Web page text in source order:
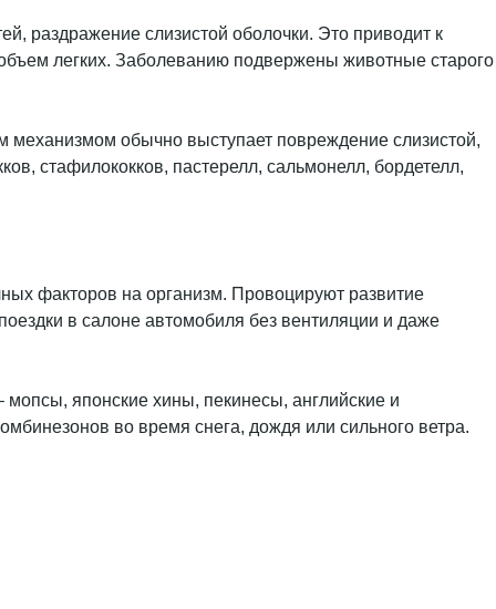
раздражение слизистой оболочки. Это приводит к
легких. Заболеванию подвержены животные старого
обычно выступает повреждение слизистой,
стафилококков, пастерелл, сальмонелл, бордетелл,
факторов на организм. Провоцируют развитие
в салоне автомобиля без вентиляции и даже
мопсы, японские хины, пекинесы, английские и
во время снега, дождя или сильного ветра.